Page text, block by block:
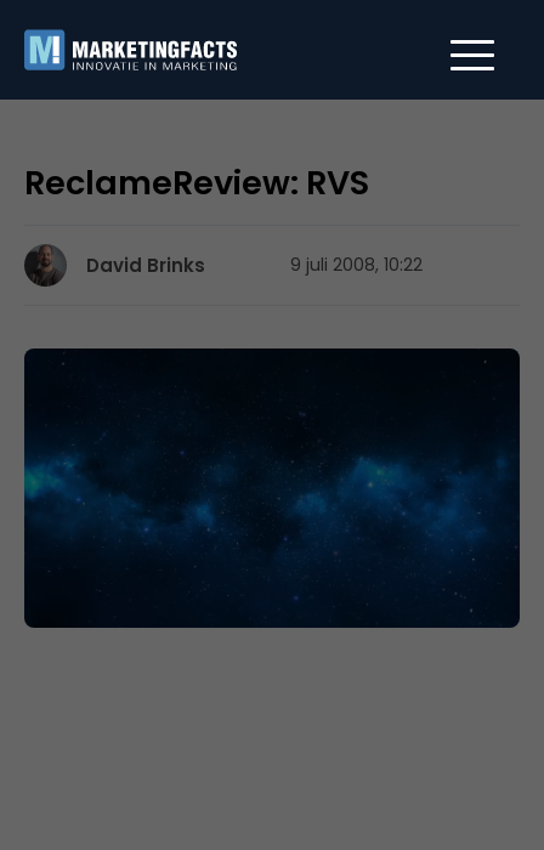
ReclameReview: RVS
David Brinks 9 juli 2008, 10:22